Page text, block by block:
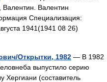
Валентин
Специализация:
1941(1941 08 26)
Открытки, 1982 — В 1982
выпустило серию
Хергиани (составитель